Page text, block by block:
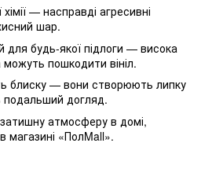
— насправді агресивні
шар.
для будь-якої підлоги — висока
пошкодити вініл.
блиску — вони створюють липку
подальший догляд.
атмосферу в домі,
магазині «ПолMall».